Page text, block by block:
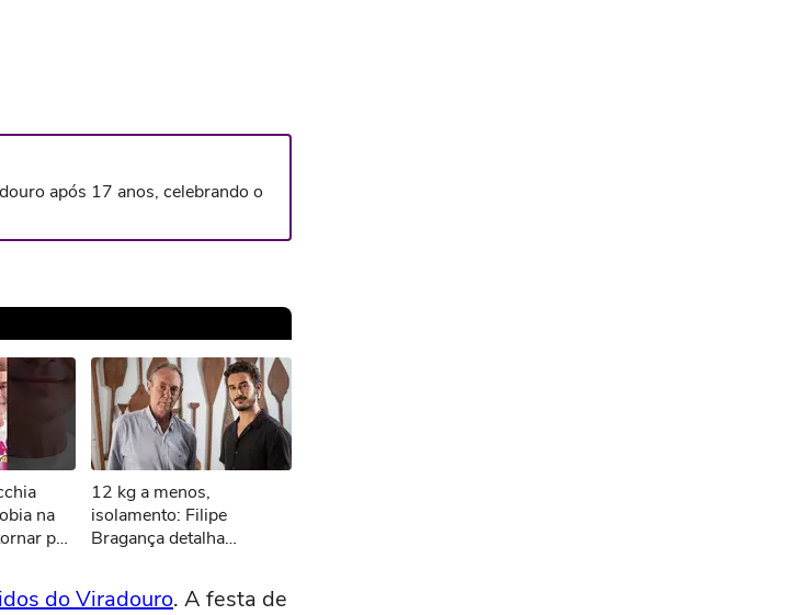
após 17 anos, celebrando o
na
pai
12 kg a menos,
isolamento: Filipe
Bragança detalha
do Viradouro. A festa de